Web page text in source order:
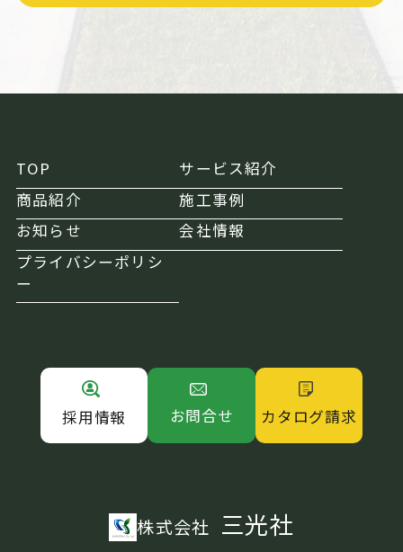
株式会社 三光社
TOP
サービス紹介
商品紹介
施工事例
お知らせ
会社情報
プライバシーポリシ
ー
採用情報 お問合せ カタログ請求